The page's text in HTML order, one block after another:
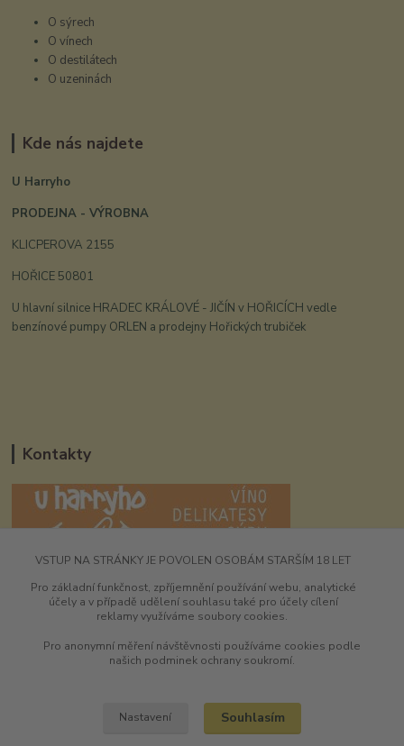
O sýrech
O vínech
O destilátech
O uzeninách
Kde nás najdete
U Harryho
PRODEJNA - VÝROBNA
KLICPEROVA 2155
HOŘICE 50801
U hlavní silnice HRADEC KRÁLOVÉ - JIČÍN v HOŘICÍCH vedle
benzínové pumpy ORLEN a prodejny Hořických trubiček
Kontakty
UHarryho.eu
+420 725 196 173
shawneeharry@seznam.cz
VSTUP NA STRÁNKY JE POVOLEN OSOBÁM STARŠÍM 18 LET
Pro základní funkčnost, zpříjemnění používání webu, analytické
účely a v případě udělení souhlasu také pro účely cílení
reklamy využíváme soubory cookies.
Pro anonymní měření návštěvnosti používáme cookies podle
našich podminek ochrany soukromí.
Nastavení Souhlasím